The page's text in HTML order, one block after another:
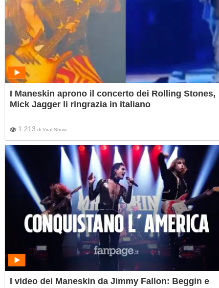
I Maneskin aprono il concerto dei Rolling Stones,
Mick Jagger li ringrazia in italiano
1.213 di Viral Show
I video dei Maneskin da Jimmy Fallon: Beggin e